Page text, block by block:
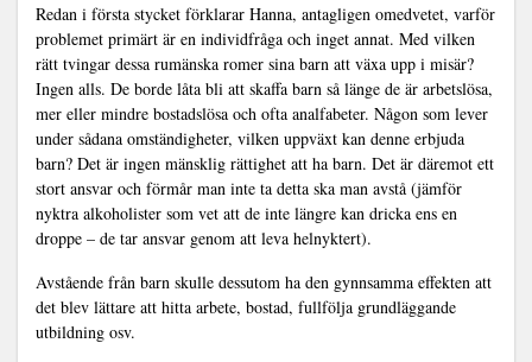
Redan i första stycket förklarar Hanna, antagligen omedvetet, varför
problemet primärt är en individfråga och inget annat. Med vilken
rätt tvingar dessa rumänska romer sina barn att växa upp i misär?
Ingen alls. De borde låta bli att skaffa barn så länge de är arbetslösa,
mer eller mindre bostadslösa och ofta analfabeter. Någon som lever
under sådana omständigheter, vilken uppväxt kan denne erbjuda
barn? Det är ingen mänsklig rättighet att ha barn. Det är däremot ett
stort ansvar och förmår man inte ta detta ska man avstå (jämför
nyktra alkoholister som vet att de inte längre kan dricka ens en
droppe – de tar ansvar genom att leva helnyktert).
Avstående från barn skulle dessutom ha den gynnsamma effekten att
det blev lättare att hitta arbete, bostad, fullfölja grundläggande
utbildning osv.